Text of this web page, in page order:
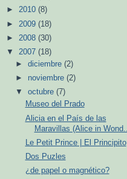
► 2010 (8)
► 2009 (18)
► 2008 (30)
▼ 2007 (18)
►diciembre(2)
► noviembre(2)
▼octubre(7)
Museo del Prado
Alicia en el País de las
Maravillas (Alice in Wond...
Le Petit Prince | El Principito
Dos Puzles
¿de papel o magnético?